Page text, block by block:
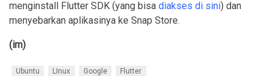
menginstall Flutter SDK (yang bisa diakses di sini) dan
menyebarkan aplikasinya ke Snap Store.
(im)
Ubuntu LInux Google Flutter